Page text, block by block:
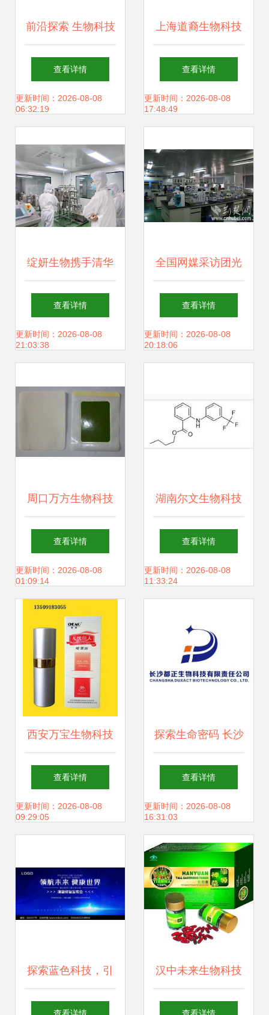
前沿探索 生物科技
如何重塑我们的未
来
查看详情
更新时间：2026-08-08
06:32:19
上海道裔生物科技
引领生物科技创新
的先锋
查看详情
更新时间：2026-08-08
17:48:49
绽妍生物携手清华
护肤学长王植，开
启生物科技溯源之
查看详情
更新时间：2026-08-08
21:03:38
全国网媒采访团光
谷生物城感受生命
科技奥妙
查看详情
更新时间：2026-08-08
20:18:06
周口万方生物科技
新品招商部中医器
械产品列表一览
查看详情
更新时间：2026-08-08
01:09:14
湖南尔文生物科技
原料药产品一览 聚
焦生物科技前沿
查看详情
更新时间：2026-08-08
11:33:24
西安万宝生物科技
诚招天下合作伙
伴，携手共创健康
查看详情
更新时间：2026-08-08
09:29:05
探索生命密码 长沙
都正生物科技有限
责任公司的创新与
担当
查看详情
更新时间：2026-08-08
16:31:03
探索蓝色科技，引
领生命未来——蓝
汉中未来生物科技
有限责任公司 创新